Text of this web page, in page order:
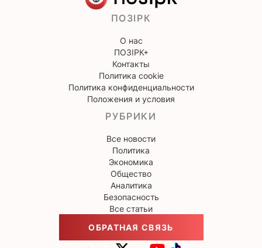
ПОЗІРК
О нас
ПОЗІРК+
Контакты
Политика cookie
Политика конфиденциальности
Положения и условия
РУБРИКИ
Все новости
Политика
Экономика
Общество
Аналитика
Безопасность
Все статьи
ОБРАТНАЯ СВЯЗЬ